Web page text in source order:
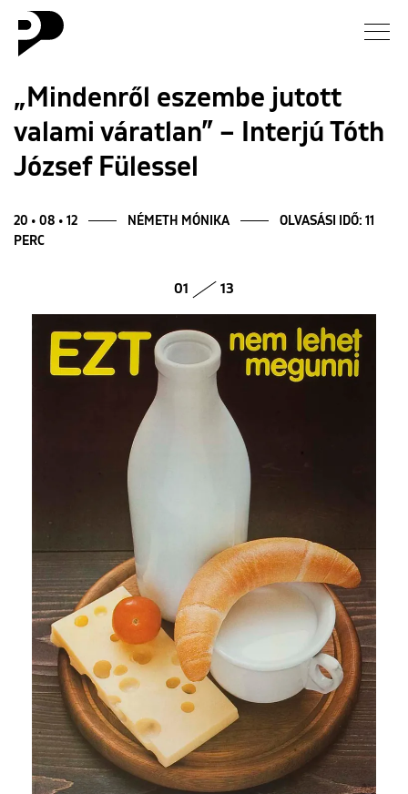
Galéria
Blog
Rólunk
„Mindenről eszembe jutott
valami váratlan” – Interjú Tóth
József Fülessel
20 • 08 • 12 NÉMETH MÓNIKA
OLVASÁSI IDŐ: 11
PERC
01 13